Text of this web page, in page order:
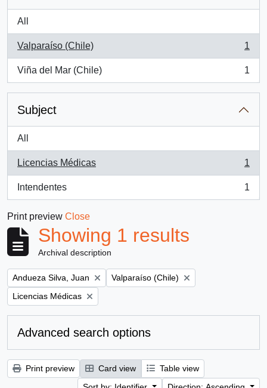
All
Valparaíso (Chile)
, 1 results
1
Viña del Mar (Chile)
, 1 results
1
Subject
All
Licencias Médicas
, 1 results
1
Intendentes
, 1 results
1
Print preview Close
Showing 1 results
Archival description
Remove filter:
Andueza Silva, Juan Remove filter:
Valparaíso (Chile)
Remove filter:
Licencias Médicas
Advanced search options
Print preview Card view
Table view